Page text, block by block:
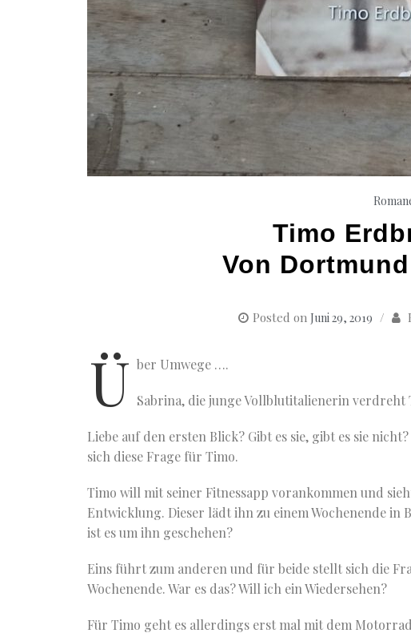
Timo
Von
Posted on Juni 29, 2019
Ü ber Umwege ….
Sabrina, die junge Vollblutitalienerin verdreht
Liebe auf den ersten Blick? Gibt es sie, gibt es sie
sich diese Frage für Timo.
Timo will mit seiner Fitnessapp vorankommen und
Entwicklung. Dieser lädt ihn zu einem Wochenende
ist es um ihn geschehen?
Eins führt zum anderen und für beide stellt sich die
Wochenende. War es das? Will ich ein Wiedersehen?
Für Timo geht es allerdings erst mal mit dem